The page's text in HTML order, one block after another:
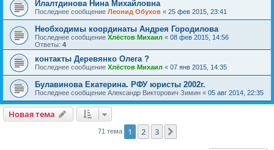
Илалтдинова Нина Михайловна
Последнее сообщение Леонид Обухов « 25 фев 2015, 23:41
Необходимы координаты Андрея Городилова
Последнее сообщение Хлёстов Михаил « 08 фев 2015, 14:56
Ответы: 4
контакты Деревянко Олега ?
Последнее сообщение Хлёстов Михаил « 07 янв 2015, 14:35
Булавинова Екатерина. РФУ юристы 2002г.
Последнее сообщение Александр Викторович Зимин « 05 авг 2014, 22:35
Новая тема
71 тема 1 2 3